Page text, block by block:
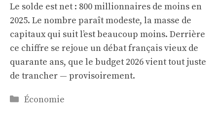
Le solde est net : 800 millionnaires de moins en
2025. Le nombre paraît modeste, la masse de
capitaux qui suit l’est beaucoup moins. Derrière
ce chiffre se rejoue un débat français vieux de
quarante ans, que le budget 2026 vient tout juste
de trancher — provisoirement.
Catégories
Économie